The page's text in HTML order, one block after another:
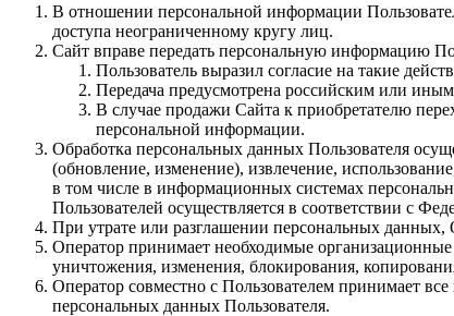
В отношении персональной информации
доступа неограниченному кругу лиц.
Сайт вправе передать персональную информацию
Пользователь выразил согласие на такие
Передача предусмотрена российским или
В случае продажи Сайта к приобретателю
персональной информации.
Обработка персональных данных Пользователя
(обновление, изменение), извлечение,
в том числе в информационных системах
Пользователей осуществляется в соответствии с
При утрате или разглашении персональных
Оператор принимает необходимые
уничтожения, изменения, блокирования,
Оператор совместно с Пользователем принимает
персональных данных Пользователя.